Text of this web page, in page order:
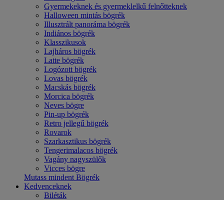
Gyermekeknek és gyermeklelkű felnőtteknek
Halloween mintás bögrék
Illusztrált panoráma bögrék
Indiános bögrék
Klasszikusok
Lajháros bögrék
Latte bögrék
Logózott bögrék
Lovas bögrék
Macskás bögrék
Morcica bögrék
Neves bögre
Pin-up bögrék
Retro jellegű bögrék
Rovarok
Szarkasztikus bögrék
Tengerimalacos bögrék
Vagány nagyszülők
Vicces bögre
Mutass mindent Bögrék
Kedvenceknek
Biléták